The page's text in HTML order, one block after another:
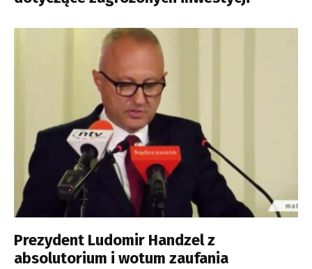
Prezydent Ludomir Handzel z
absolutorium i wotum zaufania